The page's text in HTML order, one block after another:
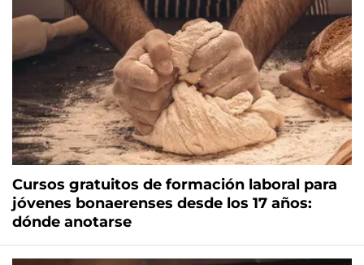
Cursos gratuitos de formación laboral para
jóvenes bonaerenses desde los 17 años:
dónde anotarse